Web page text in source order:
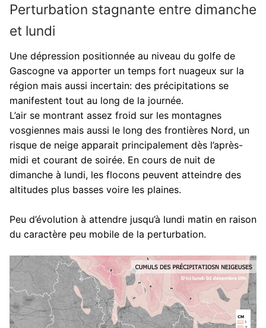
Perturbation stagnante entre dimanche
et lundi
Une dépression positionnée au niveau du golfe de
Gascogne va apporter un temps fort nuageux sur la
région mais aussi incertain: des précipitations se
manifestent tout au long de la journée.
L’air se montrant assez froid sur les montagnes
vosgiennes mais aussi le long des frontières Nord, un
risque de neige apparait principalement dès l’après-
midi et courant de soirée. En cours de nuit de
dimanche à lundi, les flocons peuvent atteindre des
altitudes plus basses voire les plaines.
Peu d’évolution à attendre jusqu’à lundi matin en raison
du caractère peu mobile de la perturbation.